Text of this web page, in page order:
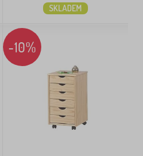
SKLADEM
-10%